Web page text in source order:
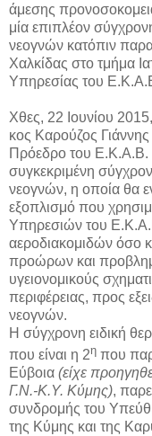
άμεσης
μία επιπλέον
νεογνών κατόπιν
Χαλκίδας στο τμήμα
Υπηρεσίας του
Χθες, 22 Ιουνίου
κος Καρούζος
Πρόεδρο του Ε.Κ.Α.Β.
συγκεκριμένη
νεογνών, η οποία θα
εξοπλισμό που
Υπηρεσιών του
αεροδιακομιδών όσο
προώρων και
υγειονομικούς
περιφέρειας, προς
νεογνών.
Η σύγχρονη ειδική
που είναι η 2η που
Εύβοια (είχε
Γ.Ν.-Κ.Υ. Κύμης),
συνδρομής του
της Κύμης και της